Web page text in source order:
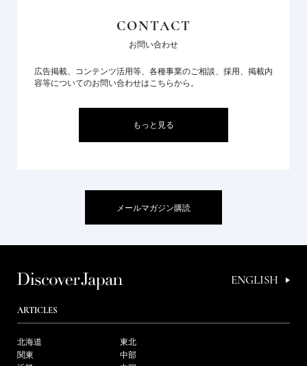
CONTACT
お問い合わせ
広告掲載、コンテンツ活用等、各種事業のご相談、採用、掲載内
容等についてのお問い合わせはこちらから。
もっと見る
メールマガジン購読
ENGLISH
ARTICLES
北海道
東北
関東
中部